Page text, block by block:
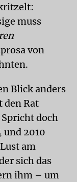
muss
von
Blick anders
den Rat
doch
und 2010
am
sich das
ihm – um